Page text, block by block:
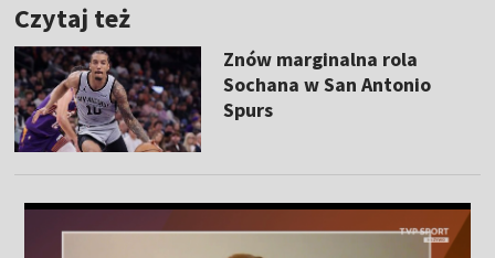
Czytaj też
Znów marginalna rola
Sochana w San Antonio
Spurs